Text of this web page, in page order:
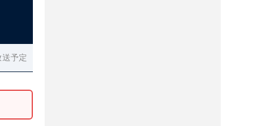
予定